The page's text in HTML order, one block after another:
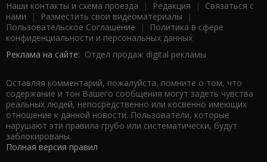
Наши контакты и схема проезда | Редакция | Связаться с
нами | Разместить свои видеоматериалы |
Пользовательское Соглашение |
Политика в сфере
конфиденциальности и персональных данных
Реклама на сайте: Отдел продаж digital рекламы
Оставляя комментарий, пожалуйста, помните о том, что
содержание и тон Вашего сообщения могут задеть чувства
реальных людей, непосредственно или косвенно имеющих
отношение к данной новости. Пользователи, которые
нарушают эти правила грубо или систематически, будут
заблокированы.
Полная версия правил